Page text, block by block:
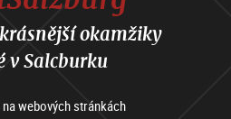
okamžiky
v Salcburku
webových stránkách